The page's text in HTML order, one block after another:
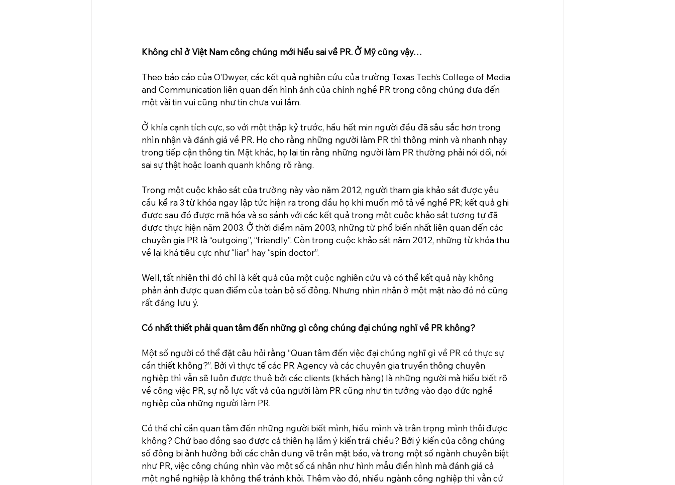
Không chỉ ở Việt Nam công chúng mới hiểu sai về PR. Ở Mỹ cũng vậy…
Theo báo cáo của O’Dwyer, các kết quả nghiên cứu của trường Texas Tech’s College of Media
and Communication liên quan đến hình ảnh của chính nghề PR trong công chúng đưa đến
một vài tin vui cũng như tin chưa vui lắm.
Ở khía cạnh tích cực, so với một thập kỷ trước, hầu hết min người đều đã sâu sắc hơn trong
nhìn nhận và đánh giá về PR. Họ cho rằng những người làm PR thì thông minh và nhanh nhạy
trong tiếp cận thông tin. Mặt khác, họ lại tin rằng những người làm PR thường phải nói dối, nói
sai sự thật hoặc loanh quanh không rõ ràng.
Trong một cuộc khảo sát của trường này vào năm 2012, người tham gia khảo sát được yêu
cầu kể ra 3 từ khóa ngay lập tức hiện ra trong đầu họ khi muốn mô tả về nghề PR; kết quả ghi
được sau đó được mã hóa và so sánh với các kết quả trong một cuộc khảo sát tương tự đã
được thực hiện năm 2003. Ở thời điểm năm 2003, những từ phổ biến nhất liên quan đến các
chuyên gia PR là “outgoing”, “friendly”. Còn trong cuộc khảo sát năm 2012, những từ khóa thu
về lại khá tiêu cực như “liar” hay “spin doctor”.
Well, tất nhiên thì đó chỉ là kết quả của một cuộc nghiên cứu và có thể kết quả này không
phản ánh được quan điểm của toàn bộ số đông. Nhưng nhìn nhận ở một mặt nào đó nó cũng
rất đáng lưu ý.
Có nhất thiết phải quan tâm đến những gì công chúng đại chúng nghĩ về PR không?
Một số người có thể đặt câu hỏi rằng “Quan tâm đến việc đại chúng nghĩ gì về PR có thực sự
cần thiết không?”. Bởi vì thực tế các PR Agency và các chuyên gia truyền thông chuyên
nghiệp thì vẫn sẽ luôn được thuê bởi các clients (khách hàng) là những người mà hiểu biết rõ
về công việc PR, sự nỗ lực vất vả của người làm PR cũng như tin tưởng vào đạo đức nghề
nghiệp của những người làm PR.
Có thể chỉ cần quan tâm đến những người biết mình, hiểu mình và trân trọng mình thôi được
không? Chứ bao đồng sao được cả thiên hạ lắm ý kiến trái chiều? Bởi ý kiến của công chúng
số đông bị ảnh hưởng bởi các chân dung vẽ trên mặt báo, và trong một số ngành chuyên biệt
như PR, việc công chúng nhìn vào một số cá nhân như hình mẫu điển hình mà đánh giá cả
một nghề nghiệp là không thể tránh khỏi. Thêm vào đó, nhiều ngành công nghiệp thì vẫn cứ